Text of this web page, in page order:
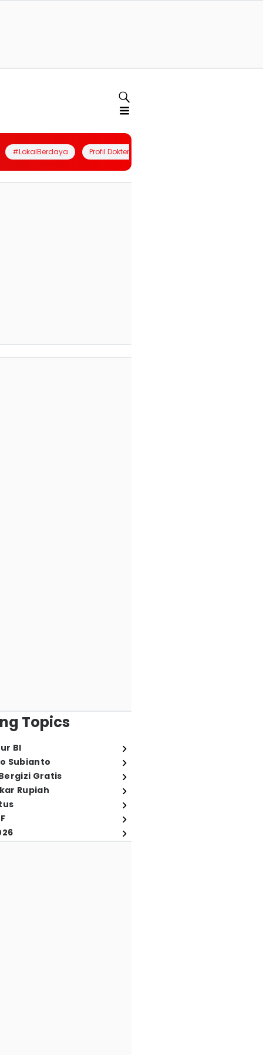
#LokalBerdaya Profil Dokter
Topics
BI
Subianto
Gratis
Rupiah